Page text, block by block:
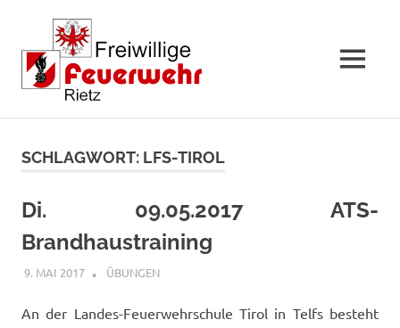
Inhalt
springen
MENÜ
SCHLAGWORT: LFS-TIROL
Di. 09.05.2017 ATS-
Brandhaustraining
9. MAI 2017 FFWRIETZ
ÜBUNGEN
An der Landes-Feuerwehrschule Tirol in Telfs besteht